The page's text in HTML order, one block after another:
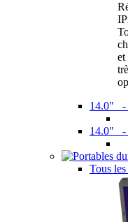
et
14.0" -
14.0" -
Tous